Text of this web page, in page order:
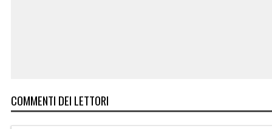
COMMENTI DEI LETTORI